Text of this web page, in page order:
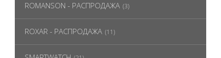
ROMANSON - РАСПРОДАЖА (3)
ROXAR - РАСПРОДАЖА (11)